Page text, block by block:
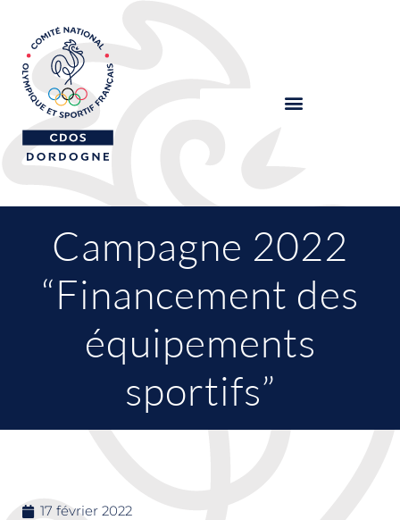
Campagne 2022
“Financement des
équipements
sportifs”
17 février 2022